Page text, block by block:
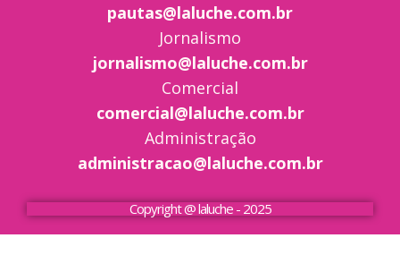
pautas@laluche.com.br
Jornalismo
jornalismo@laluche.com.br
Comercial
comercial@laluche.com.br
Administração
administracao@laluche.com.br
Copyright @ laluche - 2025